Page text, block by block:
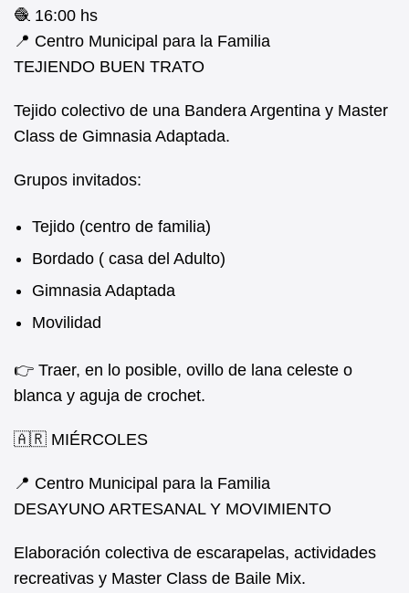
🧶 16:00 hs
📍 Centro Municipal para la Familia
TEJIENDO BUEN TRATO
Tejido colectivo de una Bandera Argentina y Master
Class de Gimnasia Adaptada.
Grupos invitados:
Tejido (centro de familia)
Bordado ( casa del Adulto)
Gimnasia Adaptada
Movilidad
👉 Traer, en lo posible, ovillo de lana celeste o
blanca y aguja de crochet.
🇦🇷 MIÉRCOLES
📍 Centro Municipal para la Familia
DESAYUNO ARTESANAL Y MOVIMIENTO
Elaboración colectiva de escarapelas, actividades
recreativas y Master Class de Baile Mix.